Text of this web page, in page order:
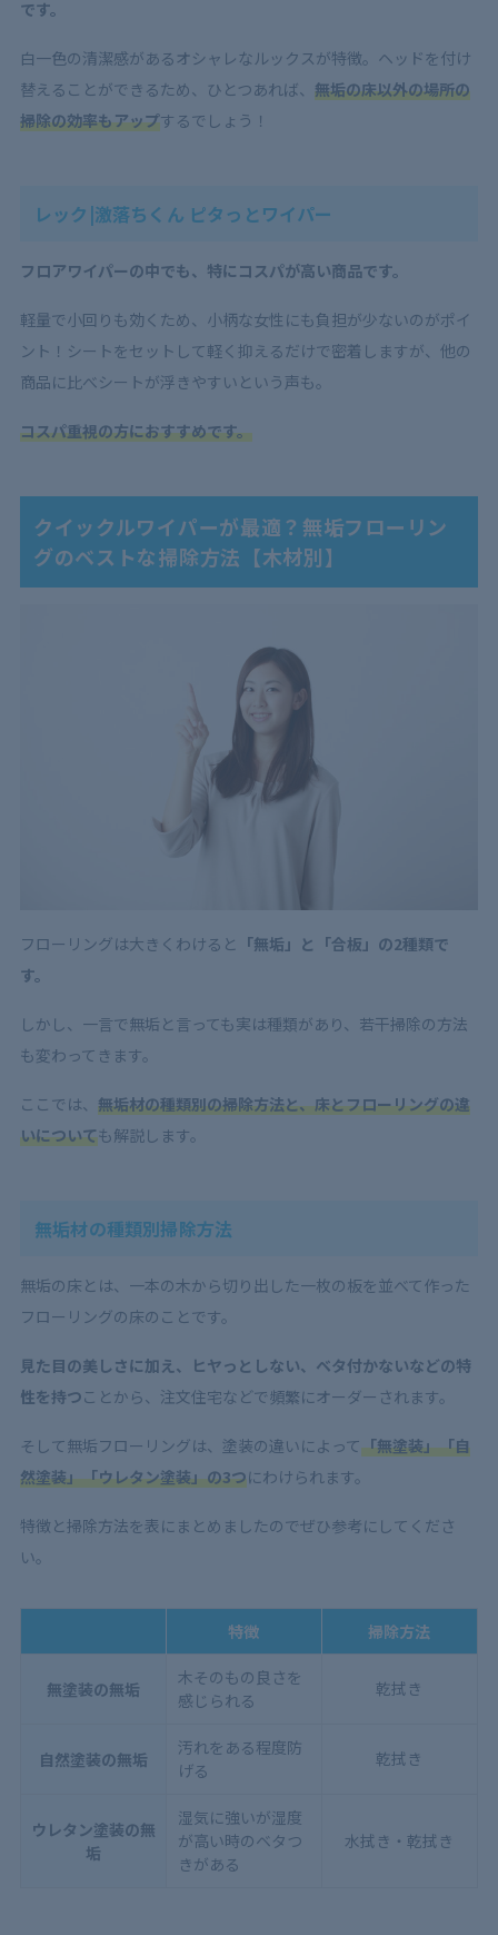
です。
白一色の清潔感があるオシャレなルックスが特徴。ヘッドを付け
替えることができるため、ひとつあれば、 無垢の床以外の場所の
掃除の効率もアップするでしょう！
レック|激落ちくん ピタっとワイパー
フロアワイパーの中でも、特にコスパが高い商品です。
軽量で小回りも効くため、小柄な女性にも負担が少ないのがポイ
ント！シートをセットして軽く抑えるだけで密着しますが、他の
商品に比べシートが浮きやすいという声も。
コスパ重視の方におすすめです。
クイックルワイパーが最適？無垢フローリン
グのベストな掃除方法【木材別】
フローリングは大きくわけると 「無垢」と「合板」の2種類で
す。
しかし、一言で無垢と言っても実は種類があり、若干掃除の方法
も変わってきます。
ここでは、 無垢材の種類別の掃除方法と、床とフローリングの違
いについても解説します。
無垢材の種類別掃除方法
無垢の床とは、一本の木から切り出した一枚の板を並べて作った
フローリングの床のことです。
見た目の美しさに加え、ヒヤっとしない、ベタ付かないなどの特
性を持つことから、注文住宅などで頻繁にオーダーされます。
そして無垢フローリングは、塗装の違いによって「無塗装」「自
然塗装」「ウレタン塗装」の3つにわけられます。
特徴と掃除方法を表にまとめましたのでぜひ参考にしてくださ
い。
特徴 掃除方法
無塗装の無垢
木そのもの良さを
感じられる
乾拭き
自然塗装の無垢
汚れをある程度防
げる
乾拭き
ウレタン塗装の無
垢
湿気に強いが湿度
が高い時のベタつ
きがある
水拭き・乾拭き